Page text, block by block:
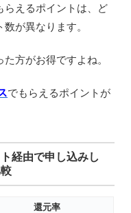
らえるポイントは、ど
が異なります。
方がお得ですよね。
でもらえるポイントが
経由で申し込みし
還元率